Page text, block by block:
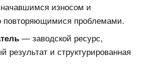
износом и
повторяющимися проблемами.
— заводской ресурс,
результат и структурированная